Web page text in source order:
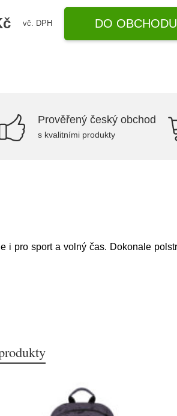
vč. DPH DO
Prověřený český obchod
s kvalitními produkty
pro sport a volný čas. Dokonale